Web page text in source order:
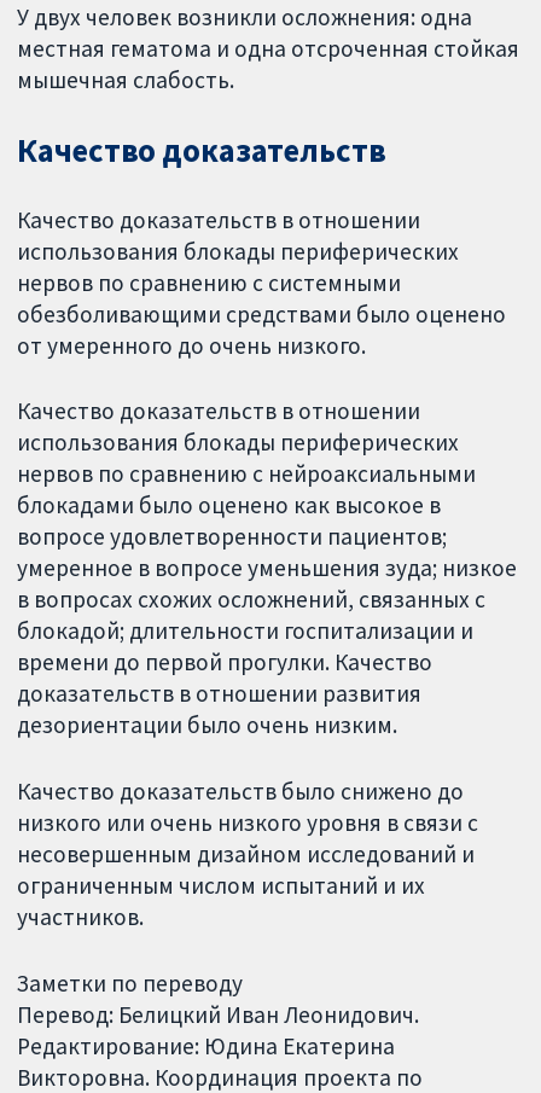
У двух человек возникли осложнения: одна
местная гематома и одна отсроченная стойкая
мышечная слабость.
Качество доказательств
Качество доказательств в отношении
использования блокады периферических
нервов по сравнению с системными
обезболивающими средствами было оценено
от умеренного до очень низкого.
Качество доказательств в отношении
использования блокады периферических
нервов по сравнению с нейроаксиальными
блокадами было оценено как высокое в
вопросе удовлетворенности пациентов;
умеренное в вопросе уменьшения зуда; низкое
в вопросах схожих осложнений, связанных с
блокадой; длительности госпитализации и
времени до первой прогулки. Качество
доказательств в отношении развития
дезориентации было очень низким.
Качество доказательств было снижено до
низкого или очень низкого уровня в связи с
несовершенным дизайном исследований и
ограниченным числом испытаний и их
участников.
Заметки по переводу
Перевод: Белицкий Иван Леонидович.
Редактирование: Юдина Екатерина
Викторовна. Координация проекта по